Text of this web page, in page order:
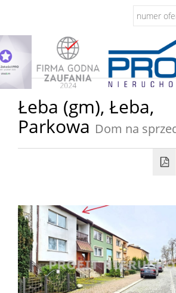
Łeba (gm), Łeba,
Parkowa Dom na
−